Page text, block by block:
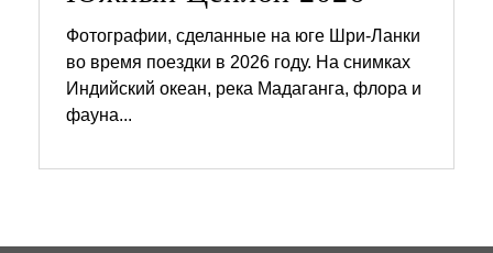
Фотографии, сделанные на юге Шри-Ланки
во время поездки в 2026 году. На снимках
Индийский океан, река Мадаганга, флора и
фауна...
3
0
.
0
2